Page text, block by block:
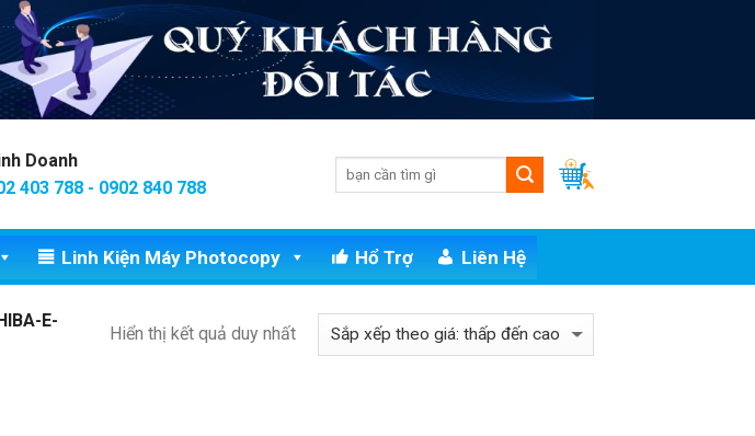
Doanh
403 788 - 0902 840 788
Linh Kiện Máy Photocopy Hổ Trợ Liên Hệ
E-
Hiển thị kết quả duy nhất